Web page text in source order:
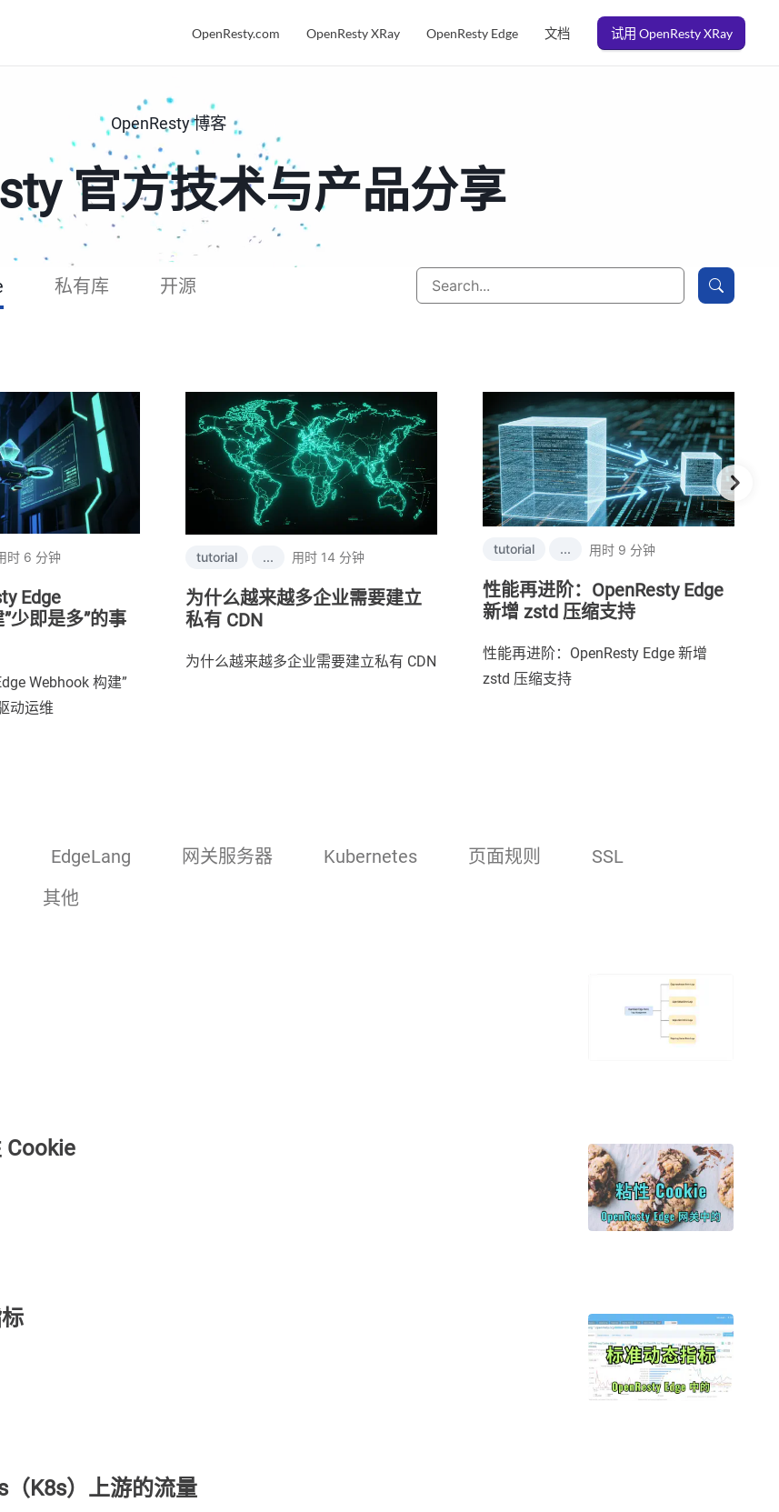
OpenResty.com OpenResty XRay OpenResty Edge 文档 试用 OpenResty XRay
OpenResty 博客
官方技术与产品分享
私有库 开源
时 6 分钟
Edge
少即是多”的事
Webhook 构建”
动运维
tutorial ... 用时 14 分钟
为什么越来越多企业需要建立
私有 CDN
为什么越来越多企业需要建立私有 CDN
tutorial ... 用时 9 分钟
性能再进阶：OpenResty Edge
新增 zstd 压缩支持
性能再进阶：OpenResty Edge 新增
zstd 压缩支持
EdgeLang 网关服务器 Kubernetes 页面规则
SSL
其他
Cookie
（K8s）上游的流量